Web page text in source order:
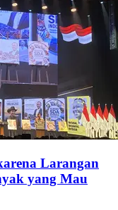
Larangan
yang Mau